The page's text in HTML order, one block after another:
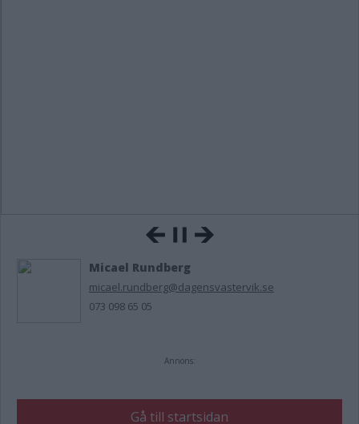
Micael Rundberg
micael.rundberg@dagensvastervik.se
073 098 65 05
Annons:
Gå till startsidan